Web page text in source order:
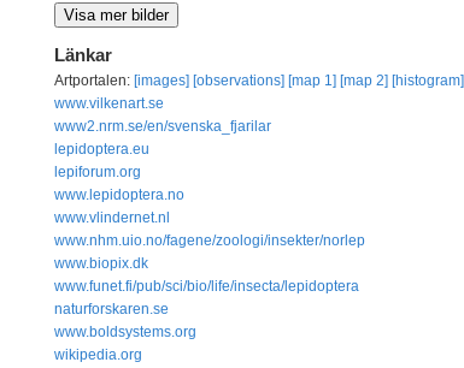
Länkar
Artportalen: [images] [observations] [map 1] [map 2] [histogram]
www.vilkenart.se
www2.nrm.se/en/svenska_fjarilar
lepidoptera.eu
lepiforum.org
www.lepidoptera.no
www.vlindernet.nl
www.nhm.uio.no/fagene/zoologi/insekter/norlep
www.biopix.dk
www.funet.fi/pub/sci/bio/life/insecta/lepidoptera
naturforskaren.se
www.boldsystems.org
wikipedia.org